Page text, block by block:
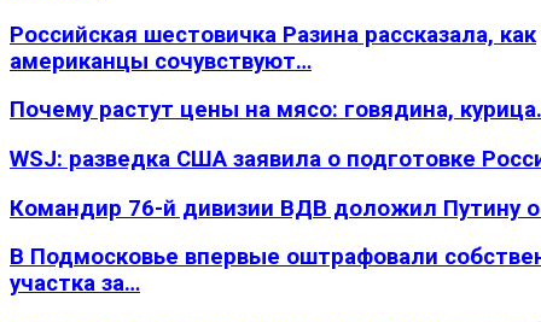
Российская шестовичка Разина рассказала, как
американцы сочувствуют…
Почему растут цены на мясо: говядина,
WSJ: разведка США заявила о подготовке
Командир 76-й дивизии ВДВ доложил Путину
В Подмосковье впервые оштрафовали
участка за…